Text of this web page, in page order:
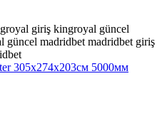
giriş kingroyal güncel
madridbet madridbet giriş